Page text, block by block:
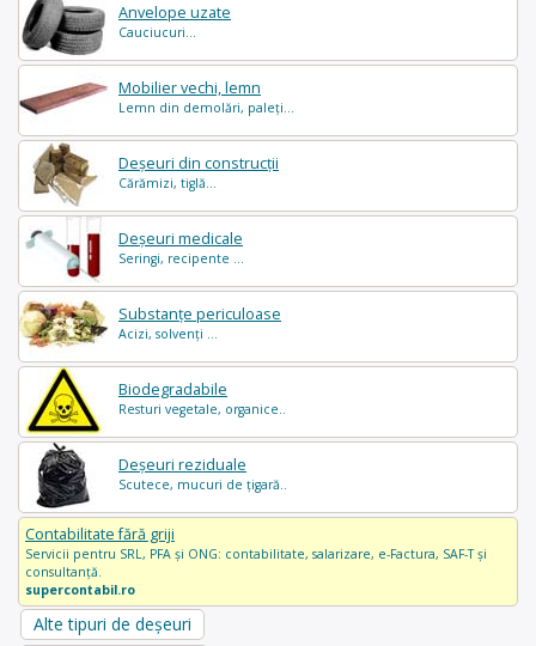
Anvelope uzate
Cauciucuri...
Mobilier vechi, lemn
Lemn din demolări, paleți...
Deșeuri din construcții
Cărămizi, tiglă...
Deșeuri medicale
Seringi, recipente ...
Substanțe periculoase
Acizi, solvenți ...
Biodegradabile
Resturi vegetale, organice..
Deșeuri reziduale
Scutece, mucuri de țigară..
Contabilitate fără griji
Servicii pentru SRL, PFA și ONG: contabilitate, salarizare, e-Factura, SAF-T și
consultanță.
supercontabil.ro
Alte tipuri de deșeuri